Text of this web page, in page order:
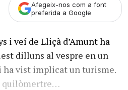
Afegeix-nos com a font
preferida a Google
i veí de Lliçà d’Amunt ha
dilluns al vespre en un
ha vist implicat un turisme.
quilòmertre…